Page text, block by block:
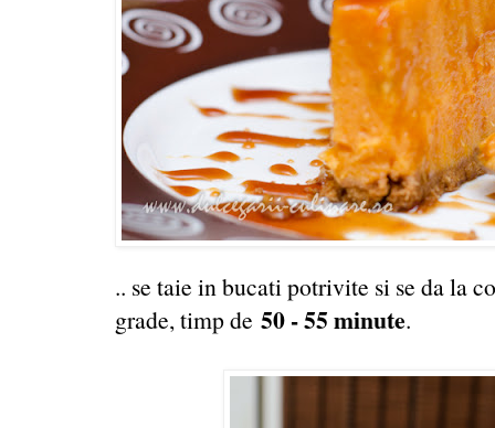
.. se taie in bucati potrivite si se da la
grade, timp de 50 - 55 minute.